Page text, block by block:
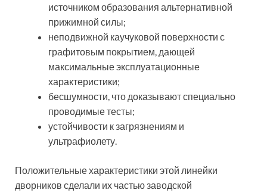
источником образования альтернативной
прижимной силы;
неподвижной каучуковой поверхности с
графитовым покрытием, дающей
максимальные эксплуатационные
характеристики;
бесшумности, что доказывают специально
проводимые тесты;
устойчивости к загрязнениям и
ультрафиолету.
Положительные характеристики этой линейки
дворников сделали их частью заводской